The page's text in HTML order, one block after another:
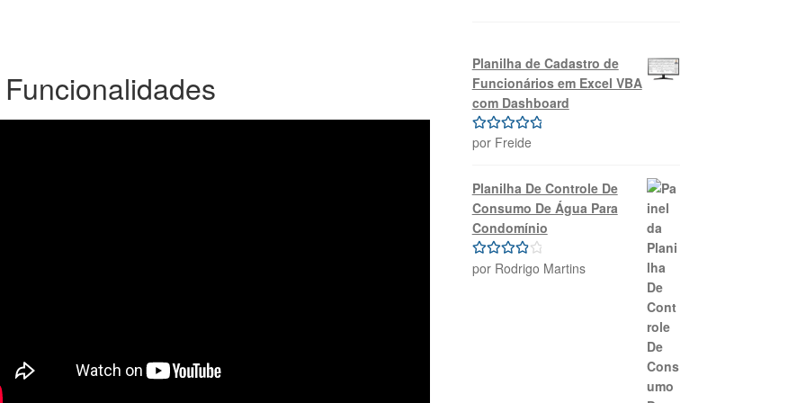
Planilha de Cadastro de
Funcionários em Excel VBA
com Dashboard
Avaliação5
por Freide
Planilha De Controle De
Consumo De Água Para
Condomínio
Avaliação
por Rodrigo Martins